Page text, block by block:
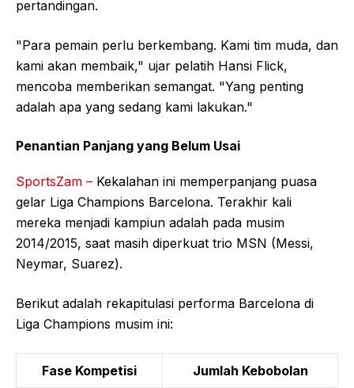
pertandingan.
"Para pemain perlu berkembang. Kami tim muda, dan
kami akan membaik," ujar pelatih Hansi Flick,
mencoba memberikan semangat. "Yang penting
adalah apa yang sedang kami lakukan."
Penantian Panjang yang Belum Usai
SportsZam – Kekalahan ini memperpanjang puasa
gelar Liga Champions Barcelona. Terakhir kali
mereka menjadi kampiun adalah pada musim
2014/2015, saat masih diperkuat trio MSN (Messi,
Neymar, Suarez).
Berikut adalah rekapitulasi performa Barcelona di
Liga Champions musim ini:
Fase Kompetisi Jumlah Kebobolan